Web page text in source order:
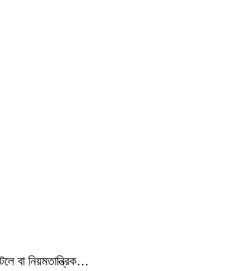
বা নিয়মতান্ত্রিক…